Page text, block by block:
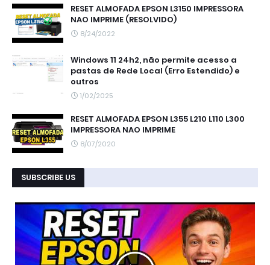
RESET ALMOFADA EPSON L3150 IMPRESSORA
NAO IMPRIME (RESOLVIDO)
8/24/2022
Windows 11 24h2, não permite acesso a
pastas de Rede Local (Erro Estendido) e
outros
1/02/2025
RESET ALMOFADA EPSON L355 L210 L110 L300
IMPRESSORA NAO IMPRIME
8/07/2020
SUBSCRIBE US